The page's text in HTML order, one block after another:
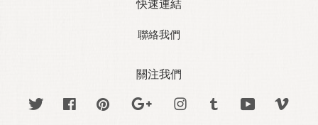
快速連結
聯絡我們
關注我們
Twitter Facebook Pinterest Google Instagram Tumblr YouTube